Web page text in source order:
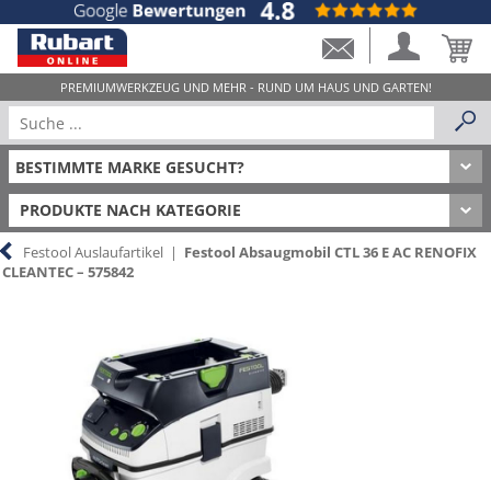
PRODUKTE NACH KATEGORIE
Festool Auslaufartikel | Festool Absaugmobil CTL 36 E AC RENOFIX
CLEANTEC – 575842